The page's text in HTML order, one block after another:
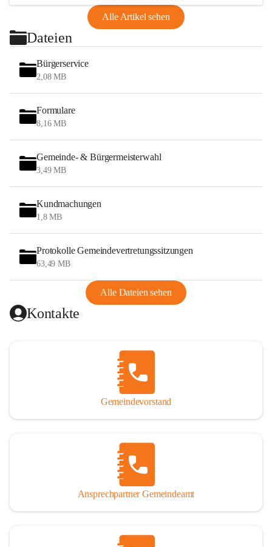
Alle Artikel sehen
Dateien
Bürgerservice
2,08 MB
Formulare
8,16 MB
Gemeinde- & Bürgermeisterwahl
3,49 MB
Kundmachungen
1,8 MB
Protokolle Gemeindevertretungssitzungen
63,49 MB
Alle Dateien sehen
Kontakte
Gemeindevorstand
Ansprechpartner Gemeindeamt